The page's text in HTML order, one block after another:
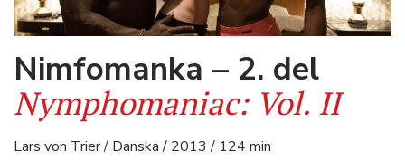
Nimfomanka – 2. del
Nymphomaniac: Vol. II
Lars von Trier / Danska / 2013 / 124 min